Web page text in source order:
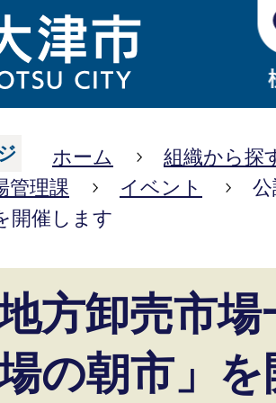
ホーム
組織から探
管理課
イベント
開催します
方卸売市場
場の朝市」